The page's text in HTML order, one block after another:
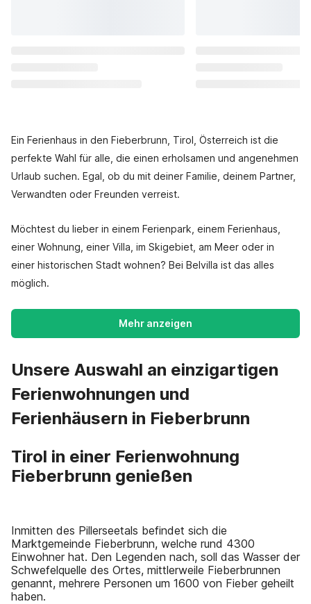
Ein Ferienhaus in den Fieberbrunn, Tirol, Österreich ist die
perfekte Wahl für alle, die einen erholsamen und angenehmen
Urlaub suchen. Egal, ob du mit deiner Familie, deinem Partner,
Verwandten oder Freunden verreist.
Möchtest du lieber in einem Ferienpark, einem Ferienhaus,
einer Wohnung, einer Villa, im Skigebiet, am Meer oder in
einer historischen Stadt wohnen? Bei Belvilla ist das alles
möglich.
Mehr anzeigen
Unsere Auswahl an einzigartigen
Ferienwohnungen und
Ferienhäusern in Fieberbrunn
Tirol in einer Ferienwohnung
Fieberbrunn genießen
Inmitten des Pillerseetals befindet sich die
Marktgemeinde Fieberbrunn, welche rund 4300
Einwohner hat. Den Legenden nach, soll das Wasser der
Schwefelquelle des Ortes, mittlerweile Fieberbrunnen
genannt, mehrere Personen um 1600 von Fieber geheilt
haben.